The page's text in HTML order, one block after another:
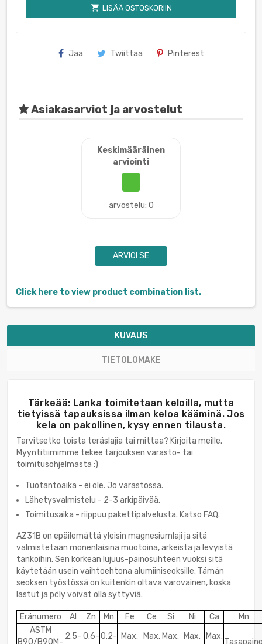
shopping_cart LISÄÄ OSTOSKORIIN
Jaa Twiittaa Pinterest
Asiakasarviot ja arvostelut
Keskimääräinen
arviointi
arvostelu: 0
ARVIOI SE
Click here to view product combination list.
KUVAUS
TIETOLOMAKE
Tärkeää: Lanka toimitetaan keloilla, mutta
tietyissä tapauksissa ilman keloa kääminä. Jos
kela on pakollinen, kysy ennen tilausta.
Tarvitsetko toista teräslajia tai mittaa? Kirjoita meille.
Myyntitiimimme tekee tarjouksen varasto- tai
toimitusohjelmasta :)
Tuotantoaika - ei ole. Jo varastossa.
Lähetysvalmistelu - 2-3 arkipäivää.
Toimitusaika - riippuu pakettipalvelusta. Katso FAQ.
AZ31B on epäilemättä yleisin magnesiumlaji ja sitä
valmistetaan monenlaisina muotoina, arkeista ja levyistä
tankoihin. Sen korkean lujuus-painosuhteen vuoksi sitä
käytetään usein vaihtoehtona alumiiniseoksille. Tämän
seoksen työstössä on kuitenkin oltava varovainen, koska
lastut ja pöly voivat olla syttyviä.
Eränumero Al Zn Mn Fe Ce Si Ni Ca
Mn
ASTM
2.5- 0.6-0.2- Max.
Max. Max.
Max.
Max.